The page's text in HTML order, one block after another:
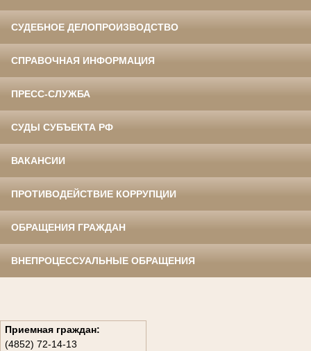
СУДЕБНОЕ ДЕЛОПРОИЗВОДСТВО
СПРАВОЧНАЯ ИНФОРМАЦИЯ
ПРЕСС-СЛУЖБА
СУДЫ СУБЪЕКТА РФ
ВАКАНСИИ
ПРОТИВОДЕЙСТВИЕ КОРРУПЦИИ
ОБРАЩЕНИЯ ГРАЖДАН
ВНЕПРОЦЕССУАЛЬНЫЕ ОБРАЩЕНИЯ
Приемная граждан:
(4852) 72-14-13